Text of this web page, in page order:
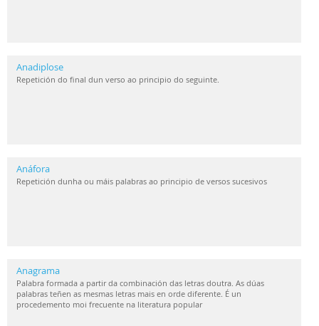
Anadiplose
Repetición do final dun verso ao principio do seguinte.
Anáfora
Repetición dunha ou máis palabras ao principio de versos sucesivos
Anagrama
Palabra formada a partir da combinación das letras doutra. As dúas
palabras teñen as mesmas letras mais en orde diferente. É un
procedemento moi frecuente na literatura popular